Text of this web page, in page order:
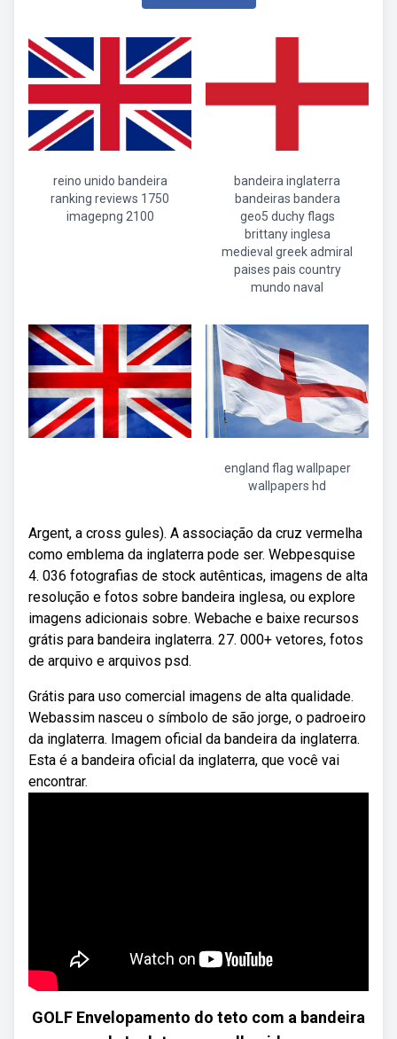
reino unido bandeira
ranking reviews 1750
imagepng 2100
bandeira inglaterra
bandeiras bandera
geo5 duchy flags
brittany inglesa
medieval greek admiral
paises pais country
mundo naval
england flag wallpaper
wallpapers hd
Argent, a cross gules). A associação da cruz vermelha
como emblema da inglaterra pode ser. Webpesquise
4. 036 fotografias de stock autênticas, imagens de alta
resolução e fotos sobre bandeira inglesa, ou explore
imagens adicionais sobre. Webache e baixe recursos
grátis para bandeira inglaterra. 27. 000+ vetores, fotos
de arquivo e arquivos psd.
Grátis para uso comercial imagens de alta qualidade.
Webassim nasceu o símbolo de são jorge, o padroeiro
da inglaterra. Imagem oficial da bandeira da inglaterra.
Esta é a bandeira oficial da inglaterra, que você vai
encontrar.
GOLF Envelopamento do teto com a bandeira